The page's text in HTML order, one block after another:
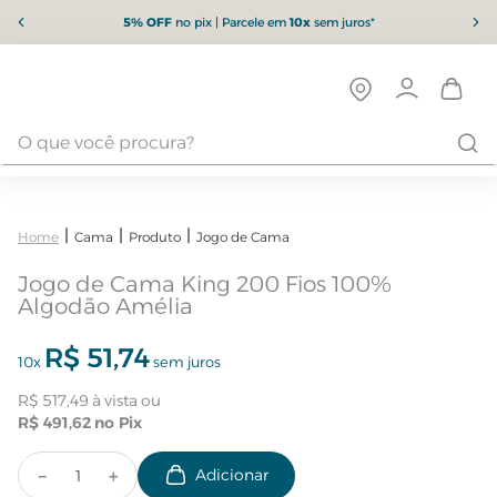
5% OFFno pix | Parcele em10xsem juros*
Cama Produto Jogo de Cama
Jogo de Cama King 200 Fios 100%
Algodão Amélia
10x R$ 51,74sem juros
R$ 517,49
R$ 491,62
＋
－